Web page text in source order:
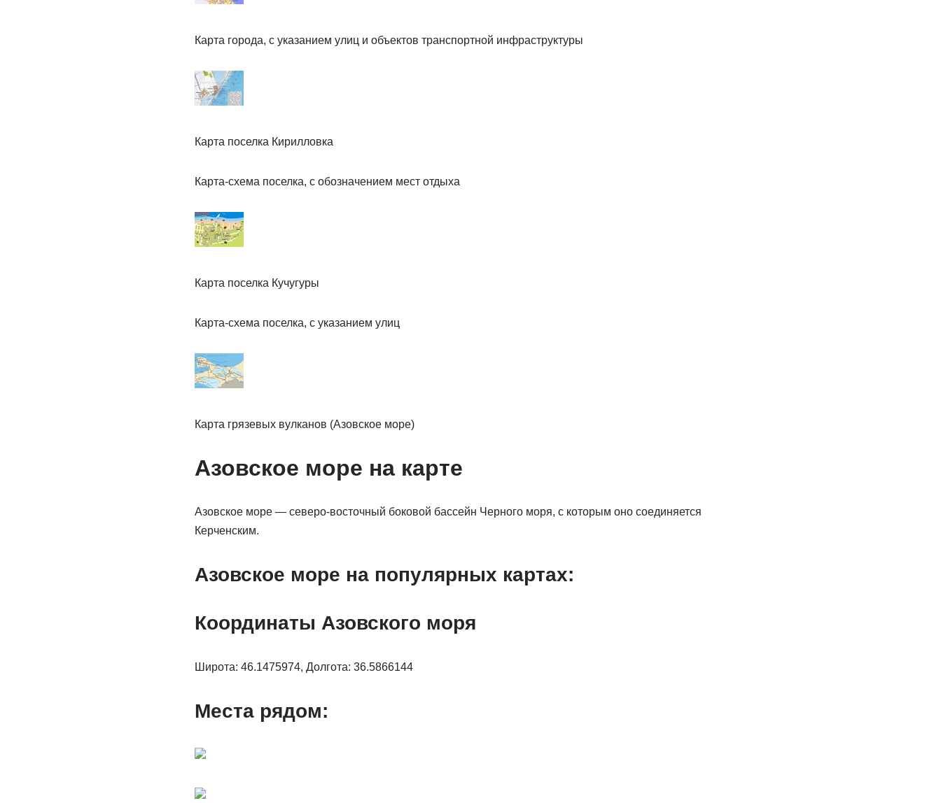
Карта города, с указанием улиц и объектов транспортной инфраструктуры
Карта поселка Кирилловка
Карта-схема поселка, с обозначением мест отдыха
Карта поселка Кучугуры
Карта-схема поселка, с указанием улиц
Карта грязевых вулканов (Азовское море)
Азовское море на карте
Азовское море — северо-восточный боковой бассейн Черного моря, с которым оно соединяется
Керченским.
Азовское море на популярных картах:
Координаты Азовского моря
Широта: 46.1475974, Долгота: 36.5866144
Места рядом: